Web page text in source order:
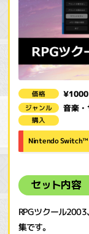
価格 ¥1000
ジャンル 音楽
購入
Nintendo Switch™
セット内容
RPGツクール2003
集です。